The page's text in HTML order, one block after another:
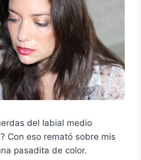
del labial medio
Con eso remató sobre mis
pasadita de color.